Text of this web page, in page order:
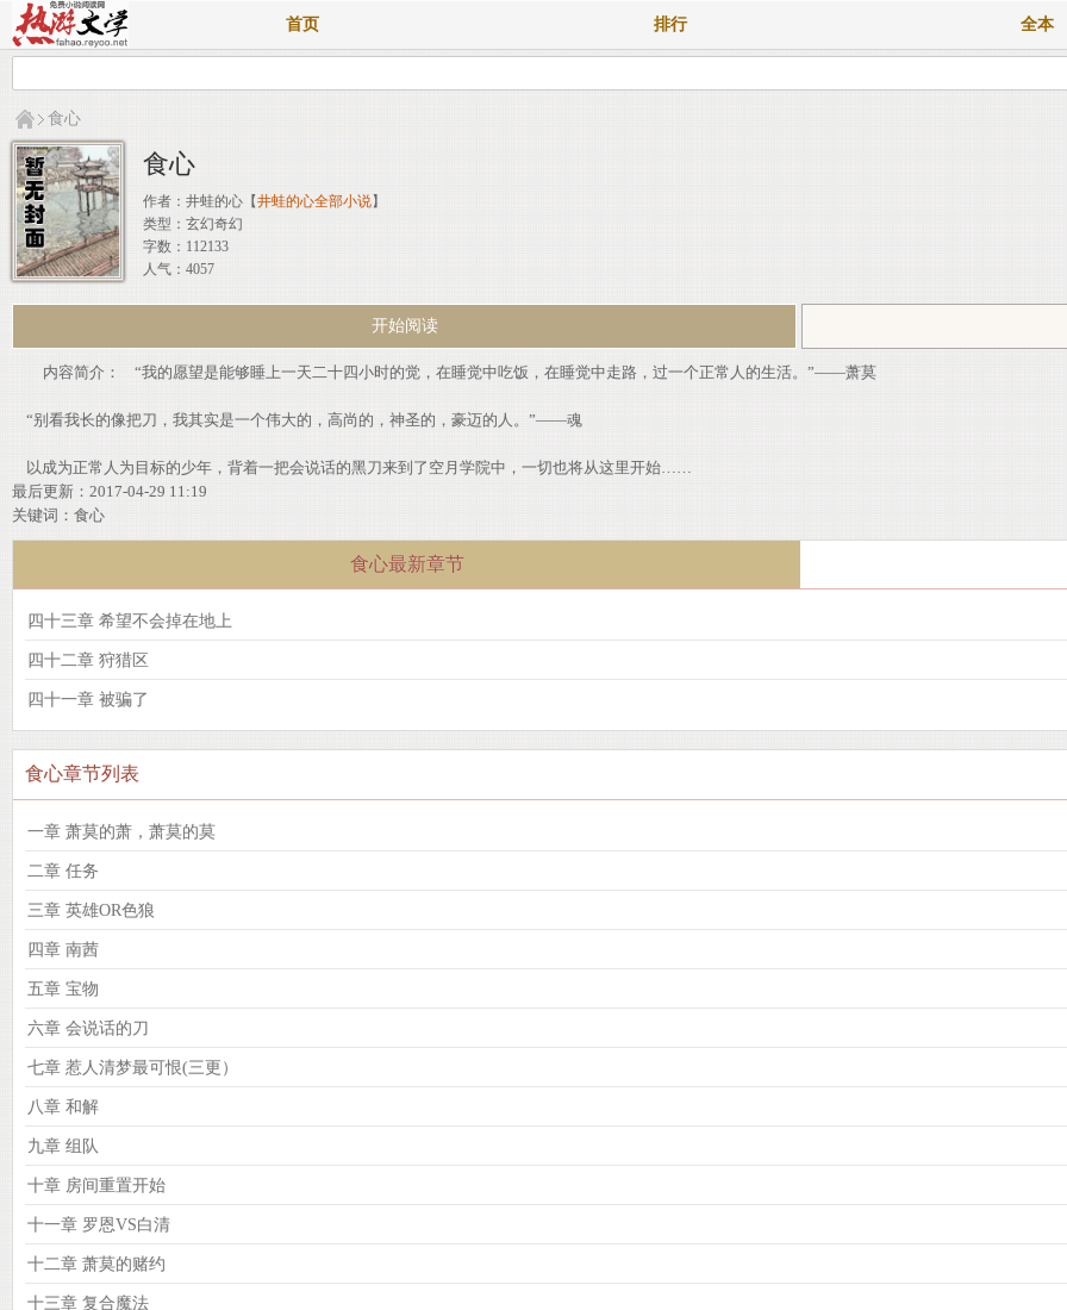
首页 排行 全本
食心
食心
作者： 井蛙的心 【井蛙的心全部小说】
类型：玄幻奇幻
字数：112133
人气：4057
开始阅读
内容简介： “我的愿望是能够睡上一天二十四小时的觉，在睡觉中吃饭，在睡觉中走路，过一个正常人的生活。”——萧莫
“别看我长的像把刀，我其实是一个伟大的，高尚的，神圣的，豪迈的人。”——魂
以成为正常人为目标的少年，背着一把会说话的黑刀来到了空月学院中，一切也将从这里开始……
最后更新：2017-04-29 11:19
关键词： 食心
食心最新章节
四十三章 希望不会掉在地上
四十二章 狩猎区
四十一章 被骗了
食心章节列表
一章 萧莫的萧，萧莫的莫
二章 任务
三章 英雄OR色狼
四章 南茜
五章 宝物
六章 会说话的刀
七章 惹人清梦最可恨(三更）
八章 和解
九章 组队
十章 房间重置开始
十一章 罗恩VS白清
十二章 萧莫的赌约
十三章 复合魔法